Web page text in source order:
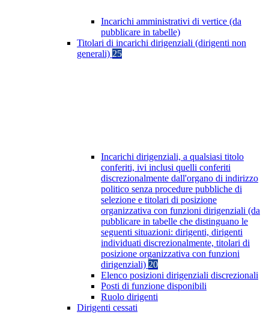
Incarichi amministrativi di vertice (da
pubblicare in tabelle)
Titolari di incarichi dirigenziali (dirigenti non
generali) 25
Incarichi dirigenziali, a qualsiasi titolo
conferiti, ivi inclusi quelli conferiti
discrezionalmente dall'organo di indirizzo
politico senza procedure pubbliche di
selezione e titolari di posizione
organizzativa con funzioni dirigenziali (da
pubblicare in tabelle che distinguano le
seguenti situazioni: dirigenti, dirigenti
individuati discrezionalmente, titolari di
posizione organizzativa con funzioni
dirigenziali) 20
Elenco posizioni dirigenziali discrezionali
Posti di funzione disponibili
Ruolo dirigenti
Dirigenti cessati